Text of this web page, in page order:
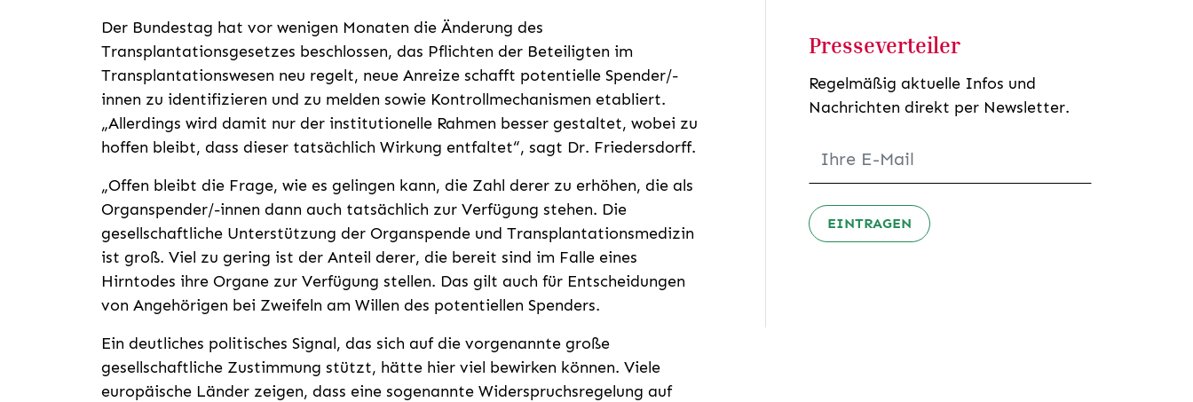
Der Bundestag hat vor wenigen Monaten die Änderung des
Transplantationsgesetzes beschlossen, das Pflichten der Beteiligten im
Transplantationswesen neu regelt, neue Anreize schafft potentielle Spender/-
innen zu identifizieren und zu melden sowie Kontrollmechanismen etabliert.
„Allerdings wird damit nur der institutionelle Rahmen besser gestaltet, wobei zu
hoffen bleibt, dass dieser tatsächlich Wirkung entfaltet“, sagt Dr. Friedersdorff.
„Offen bleibt die Frage, wie es gelingen kann, die Zahl derer zu erhöhen, die als
Organspender/-innen dann auch tatsächlich zur Verfügung stehen. Die
gesellschaftliche Unterstützung der Organspende und Transplantationsmedizin
ist groß. Viel zu gering ist der Anteil derer, die bereit sind im Falle eines
Hirntodes ihre Organe zur Verfügung stellen. Das gilt auch für Entscheidungen
von Angehörigen bei Zweifeln am Willen des potentiellen Spenders.
Ein deutliches politisches Signal, das sich auf die vorgenannte große
gesellschaftliche Zustimmung stützt, hätte hier viel bewirken können. Viele
europäische Länder zeigen, dass eine sogenannte Widerspruchsregelung auf
Presseverteiler
Regelmäßig aktuelle Infos und
Nachrichten direkt per Newsletter.
EINTRAGEN